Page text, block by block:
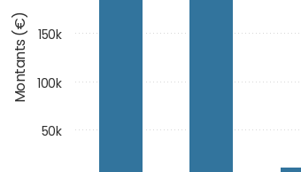
Montants (€)
50k
100k
150k